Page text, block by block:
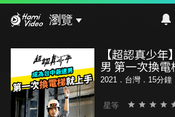
瀏覽
【超認真少
男 第一次換
2021．台灣．15分鐘
星等